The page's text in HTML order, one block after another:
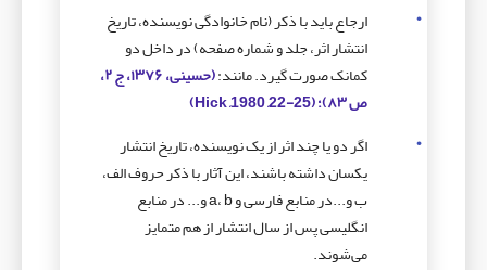
ارجاع باید با ذکر (نام خانوادگی نویسنده، تاریخ
انتشار اثر، جلد و شماره صفحه) در داخل دو
کمانک صورت گیرد. مانند:
(حسینی، ۱۳۷۶، ج ۲،
ص ۸۳)؛ (25-22, 1980, Hick)
اگر دو یا چند اثر از یک نویسنده، تاریخ انتشار
یکسان داشته باشند، این آثار با ذکر حروف الف،
ب و...در منابع فارسی و a، b و... در منابع
انگلیسی پس از سال انتشار از هم متمایز
می‌شوند.